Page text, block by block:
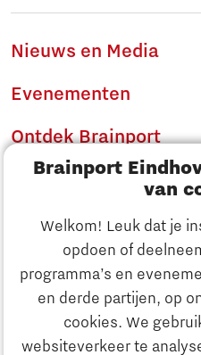
Brainport
van
Welkom! Leuk dat je
opdoen of
programma’s en
en derde partijen, op
cookies. We
websiteverkeer te
Ontdek
Innovatie
Nieuws en Media
Evenementen
Ontdek Brainport
Innovatie
Ondernemen
Onderwijs
Maatschappelijk